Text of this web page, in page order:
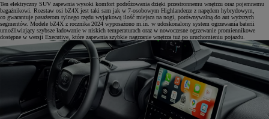
Ten elektryczny SUV zapewnia wysoki komfort podróżowania dzięki przestronnemu wnętrzu oraz pojemnemu
bagażnikowi. Rozstaw osi bZ4X jest taki sam jak w 7-osobowym Highlanderze z napędem hybrydowym,
co gwarantuje pasażerom tylnego rzędu wyjątkową ilość miejsca na nogi, porównywalną do aut wyższych
segmentów. Modele bZ4X z rocznika 2024 wyposażono m.in. w udoskonalony system ogrzewania baterii
umożliwiający szybsze ładowanie w niskich temperaturach oraz w nowoczesne ogrzewanie promiennikowe
dostępne w wersji Executive, które zapewnia szybkie nagrzanie wnętrza tuż po uruchomieniu pojazdu.